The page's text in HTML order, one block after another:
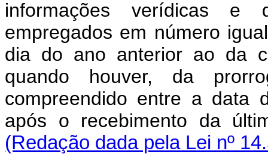
informações verídicas e
empregados em número
dia do ano anterior ao da
quando houver, da
compreendido entre a data
após o recebimento da
(Redação dada pela Lei nº